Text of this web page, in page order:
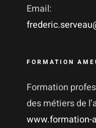
Email:
FORMATION
Formation
des métiers de
www.formation-